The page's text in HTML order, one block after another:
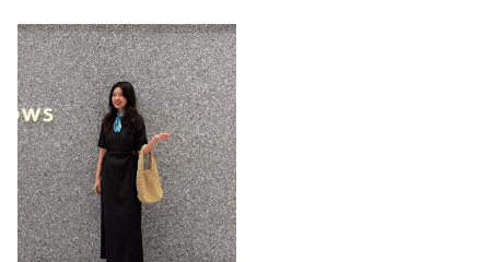
店
162cm
尺寸感 窄
重量 重
厚度 薄
柔軟性 硬
彈性 無彈性
透明度 不透明